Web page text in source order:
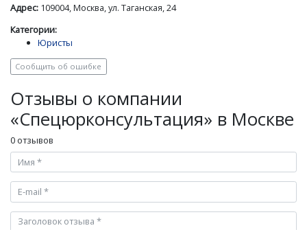
Адрес: 109004, Москва, ул. Таганская, 24
Категории:
Юристы
Сообщить об ошибке
Отзывы о компании
«Спецюрконсультация» в Москве
0 отзывов